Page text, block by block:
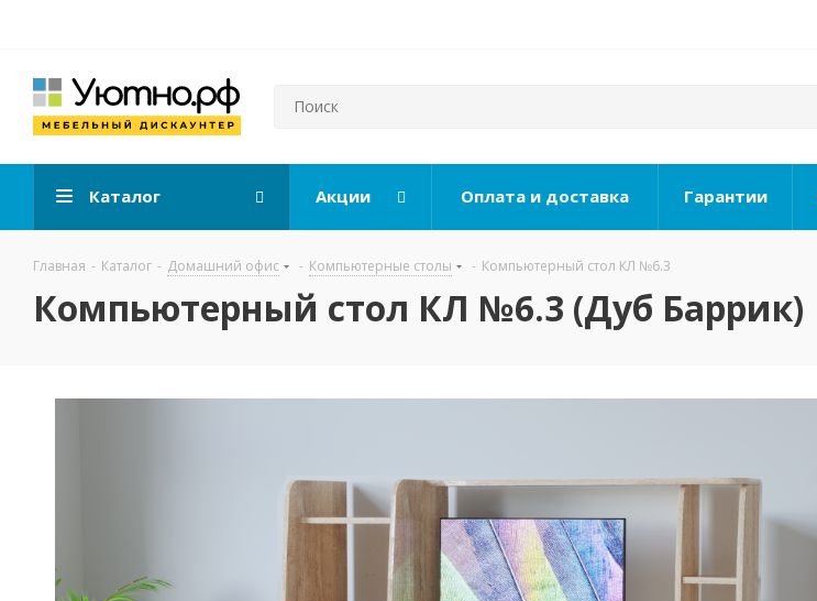
Каталог Акции Оплата и доставка Гарантии
Главная - Каталог - Домашний офис - Компьютерные столы - Компьютерный стол КЛ №6.3
Компьютерный стол КЛ №6.3 (Дуб Баррик)